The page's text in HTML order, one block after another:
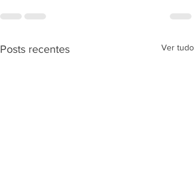
Posts recentes Ver tudo